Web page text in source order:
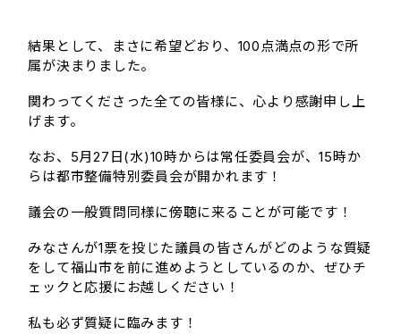
結果として、まさに希望どおり、100点満点の形で所
属が決まりました。
関わってくださった全ての皆様に、心より感謝申し上
げます。
なお、5月27日(水)10時からは常任委員会が、15時か
らは都市整備特別委員会が開かれます！
議会の一般質問同様に傍聴に来ることが可能です！
みなさんが1票を投じた議員の皆さんがどのような質疑
をして福山市を前に進めようとしているのか、ぜひチ
ェックと応援にお越しください！
私も必ず質疑に臨みます！